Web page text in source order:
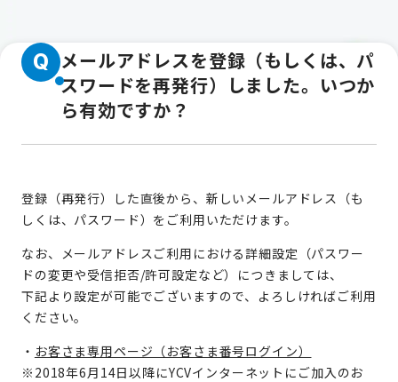
Q メールアドレスを登録（もしくは、パ
スワードを再発行）しました。いつか
ら有効ですか？
登録（再発行）した直後から、新しいメールアドレス（も
しくは、パスワード）をご利用いただけます。
なお、メールアドレスご利用における詳細設定（パスワー
ドの変更や受信拒否/許可設定など）につきましては、
下記より設定が可能でございますので、よろしければご利用
ください。
・ お客さま専用ページ（お客さま番号ログイン）
※2018年6月14日以降にYCVインターネットにご加入のお